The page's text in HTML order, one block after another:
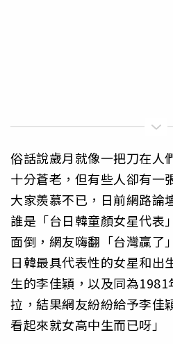
俗話說歲月就像一把刀在人
十分蒼老，但有些人卻有一
大家羨慕不已，日前網路論
誰是「台日韓童顏女星代表
面倒，網友嗨翻「台灣贏了
日韓最具代表性的女星和出
生的李佳穎，以及同為
拉，結果網友紛紛給予李佳
看起來就女高中生而已呀」